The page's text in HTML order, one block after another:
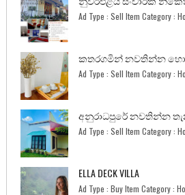
Ad Type : Sell Item Category :
කතරගමින් නවතින්න
Ad Type : Sell Item Category :
අනුරාධපුරේ නවතින්න
Ad Type : Sell Item Category :
ELLA DECK VILLA
Ad Type : Buy Item Category :